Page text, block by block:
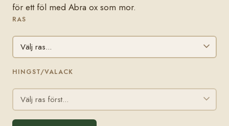
för ett föl med Abra ox som mor.
RAS
HINGST/VALACK